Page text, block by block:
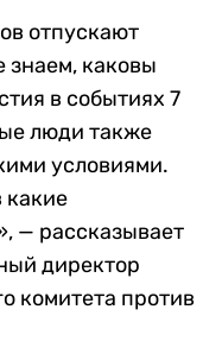
отпускают
знаем, каковы
в событиях 7
люди также
условиями.
какие
— рассказывает
директор
комитета против